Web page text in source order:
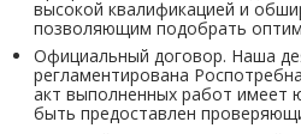
высокой квалификацией и
позволяющим подобрать
Официальный договор. Наша
регламентирована
акт выполненных работ имеет
быть предоставлен